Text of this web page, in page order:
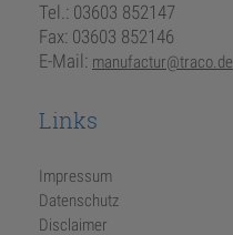
Tel.: 03603 852147
Fax: 03603 852146
E-Mail: manufactur@traco.de
Links
Impressum
Datenschutz
Disclaimer